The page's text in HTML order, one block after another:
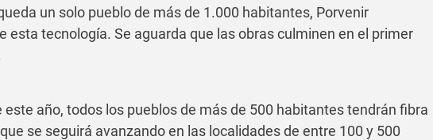
un solo pueblo de más de 1.000 habitantes, Porvenir
esta tecnología. Se aguarda que las obras culminen en el primer
año, todos los pueblos de más de 500 habitantes tendrán fibra
se seguirá avanzando en las localidades de entre 100 y 500